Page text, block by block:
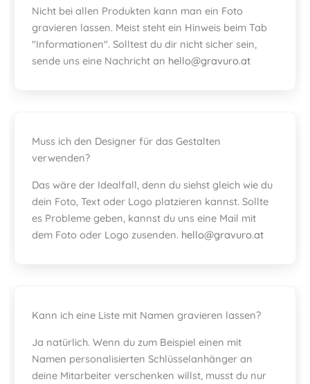
Nicht bei allen Produkten kann man ein Foto
gravieren lassen. Meist steht ein Hinweis beim Tab
"Informationen". Solltest du dir nicht sicher sein,
sende uns eine Nachricht an hello@gravuro.at
Muss ich den Designer für das Gestalten
verwenden?
Das wäre der Idealfall, denn du siehst gleich wie du
dein Foto, Text oder Logo platzieren kannst. Sollte
es Probleme geben, kannst du uns eine Mail mit
dem Foto oder Logo zusenden. hello@gravuro.at
Kann ich eine Liste mit Namen gravieren lassen?
Ja natürlich. Wenn du zum Beispiel einen mit
Namen personalisierten Schlüsselanhänger an
deine Mitarbeiter verschenken willst, musst du nur